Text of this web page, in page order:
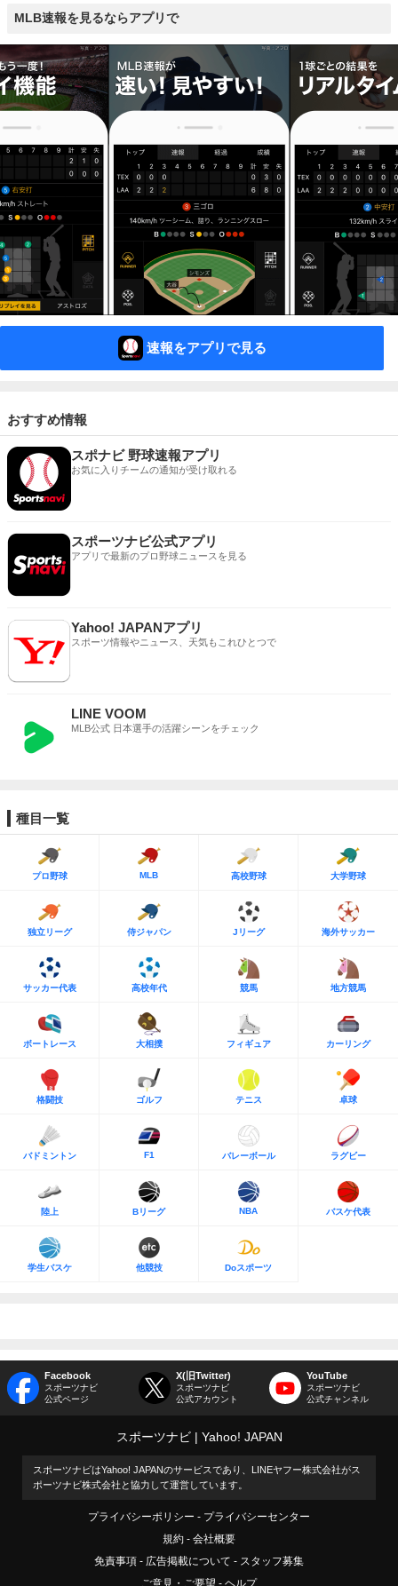
MLB速報を見るならアプリで
速報をアプリで見る
おすすめ情報
スポナビ 野球速報アプリ
お気に入りチームの通知が受け取れる
スポーツナビ公式アプリ
アプリで最新のプロ野球ニュースを見る
Yahoo! JAPANアプリ
スポーツ情報やニュース、天気もこれひとつで
LINE VOOM
MLB公式 日本選手の活躍シーンをチェック
種目一覧
プロ野球 MLB 高校野球 大学野球
独立リーグ 侍ジャパン Jリーグ 海外サッカー
サッカー代表 高校年代 競馬 地方競馬
ボートレース 大相撲 フィギュア カーリング
格闘技 ゴルフ テニス 卓球
バドミントン F1 バレーボール ラグビー
陸上 Bリーグ NBA バスケ代表
学生バスケ 他競技 Doスポーツ
Facebook
スポーツナビ
公式ページ
X(旧Twitter)
スポーツナビ
公式アカウント
YouTube
スポーツナビ
公式チャンネル
スポーツナビ Yahoo! JAPAN
スポーツナビはYahoo! JAPANのサービスであり、LINEヤフー株式会社がス
ポーツナビ株式会社と協力して運営しています。
プライバシーポリシー
プライバシーセンター
規約
会社概要
免責事項
広告掲載について
スタッフ募集
ご意見・ご要望
ヘルプ